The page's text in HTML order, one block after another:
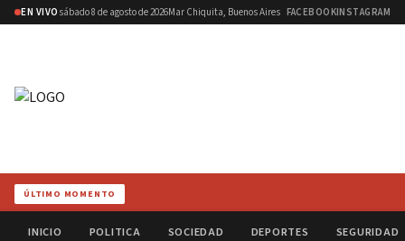
EN VIVO sábado 8 de agosto de 2026Mar Chiquita, Buenos Aires FACEBOOKINSTAGRAM
ÚLTIMO MOMENTO
INICIO POLITICA SOCIEDAD DEPORTES SEGURIDAD